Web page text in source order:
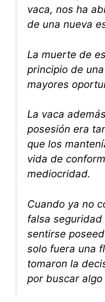
vaca, nos ha
de una nueva
La muerte de
principio de
mayores
La vaca
posesión era
que los
vida de
mediocridad.
Cuando ya no
falsa
sentirse
solo fuera una
tomaron la
por buscar algo